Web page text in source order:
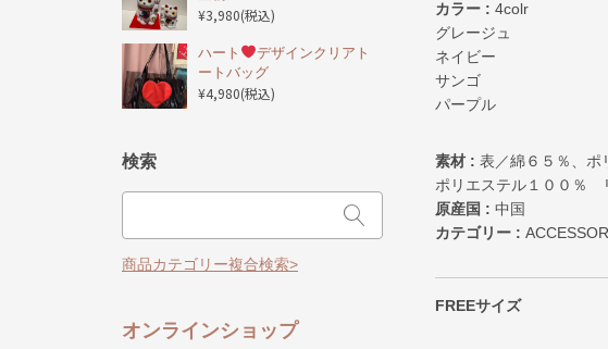
カラー : 4colr
グレージュ
ネイビー
サンゴ
パープル
素材 : 表／綿６５％、
ポリエステル１００％
原産国 : 中国
カテゴリー :
FREEサイズ
¥3,980(税込)
ハート
デザインクリアト
ートバッグ
¥4,980(税込)
検索
商品カテゴリー複合検索>
オンラインショップ